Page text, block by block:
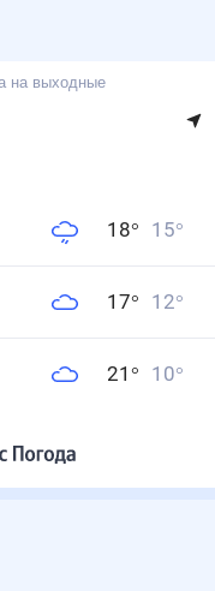
на выходные
18° 15°
17° 12°
21 ° 10°